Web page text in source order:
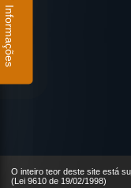
O inteiro teor deste site está
(Lei 9610 de 19/02/1998)
Informações